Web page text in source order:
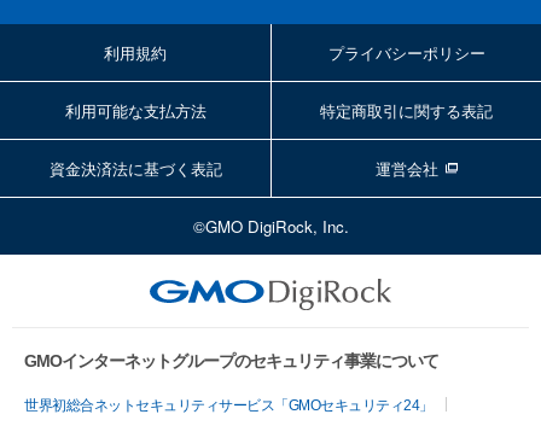
利用規約 プライバシーポリシー
利用可能な支払方法 特定商取引に関する表記
資金決済法に基づく表記 運営会社
©GMO DigiRock, Inc.
GMOインターネットグループのセキュリティ事業について
世界初総合ネットセキュリティサービス「GMOセキュリティ24」